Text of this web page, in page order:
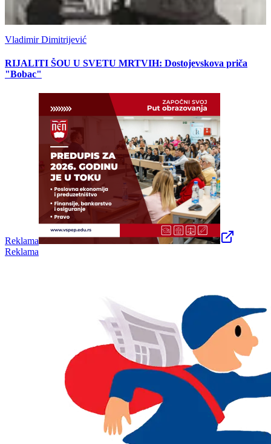
Vladimir Dimitrijević
RIJALITI ŠOU U SVETU MRTVIH: Dostojevskova priča
"Bobac"
Reklama
Reklama